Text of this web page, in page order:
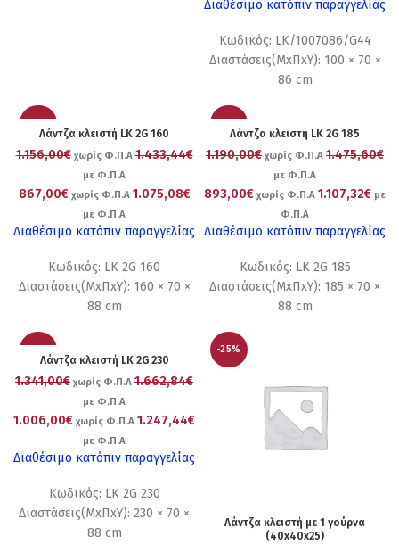
Διαθέσιμο κατόπιν παραγγελίας
Κωδικός: LK/1007086/G44
Διαστάσεις(ΜxΠxΥ): 100 × 70 ×
86 cm
Λάντζα κλειστή LK 2G 160
1.156,00€χωρίς Φ.Π.Α1.433,44€
με Φ.Π.Α
867,00€ χωρίς Φ.Π.Α 1.075,08€
με Φ.Π.Α
Διαθέσιμο κατόπιν παραγγελίας
Κωδικός: LK 2G 160
Διαστάσεις(ΜxΠxΥ): 160 × 70 ×
88 cm
Λάντζα κλειστή LK 2G 185
1.190,00€ χωρίς Φ.Π.Α 1.475,60€
με Φ.Π.Α
893,00€ χωρίς Φ.Π.Α 1.107,32€ με
Φ.Π.Α
Διαθέσιμο κατόπιν παραγγελίας
Κωδικός: LK 2G 185
Διαστάσεις(ΜxΠxΥ): 185 × 70 ×
88 cm
Λάντζα κλειστή LK 2G 230
1.341,00€ χωρίς Φ.Π.Α 1.662,84€
με Φ.Π.Α
1.006,00€ χωρίς Φ.Π.Α 1.247,44€
με Φ.Π.Α
Διαθέσιμο κατόπιν παραγγελίας
Κωδικός: LK 2G 230
Διαστάσεις(ΜxΠxΥ): 230 × 70 ×
88 cm
-25%
Λάντζα κλειστή με 1 γούρνα
(40x40x25)